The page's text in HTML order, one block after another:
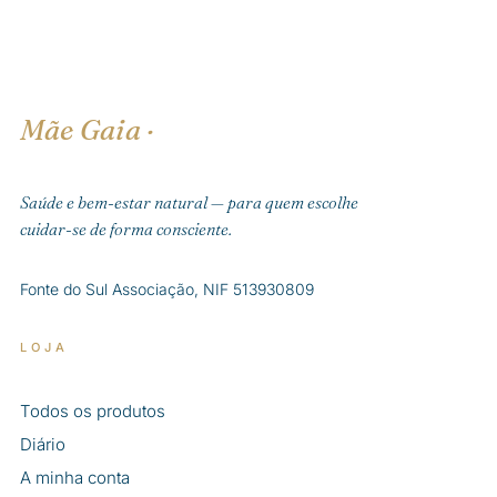
Mãe Gaia ·
Saúde e bem-estar natural — para quem escolhe
cuidar-se de forma consciente.
Fonte do Sul Associação, NIF 513930809
LOJA
Todos os produtos
Diário
A minha conta